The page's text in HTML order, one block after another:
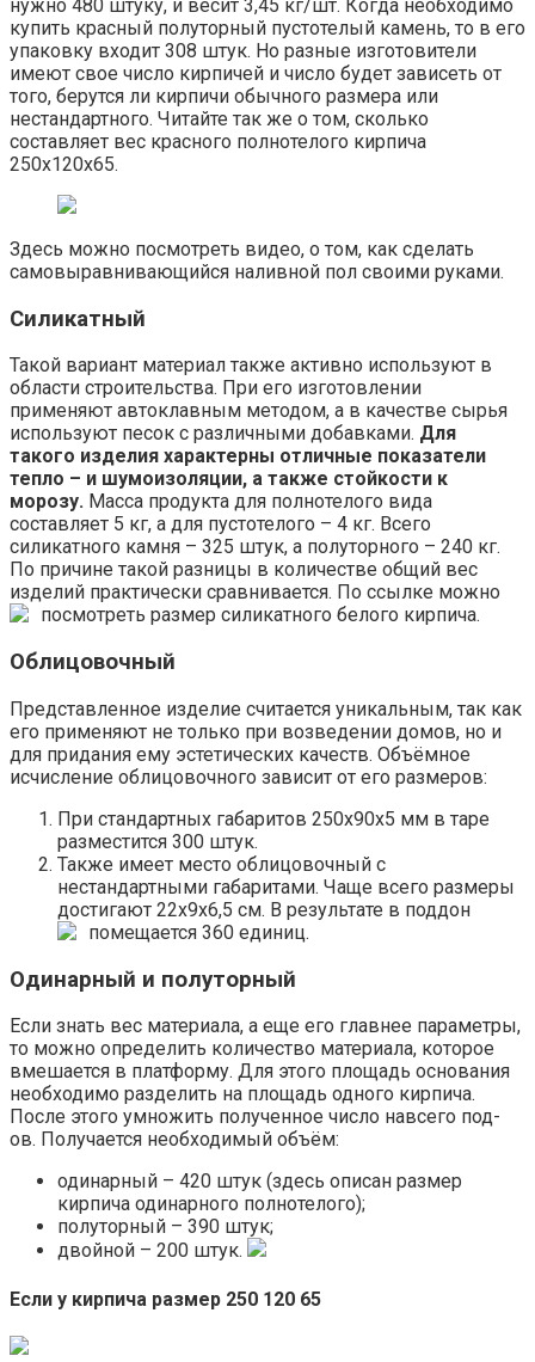
нужно 480 штуку, и весит 3,45 кг/шт. Когда необходимо
купить красный полуторный пустотелый камень, то в его
упаковку входит 308 штук. Но разные изготовители
имеют свое число кирпичей и число будет зависеть от
того, берутся ли кирпичи обычного размера или
нестандартного. Читайте так же о том, сколько
составляет вес красного полнотелого кирпича
250х120х65.
Здесь можно посмотреть видео, о том, как сделать
самовыравнивающийся наливной пол своими руками.
Силикатный
Такой вариант материал также активно используют в
области строительства. При его изготовлении
применяют автоклавным методом, а в качестве сырья
используют песок с различными добавками. Для
такого изделия характерны отличные показатели
тепло – и шумоизоляции, а также стойкости к
морозу. Масса продукта для полнотелого вида
составляет 5 кг, а для пустотелого – 4 кг. Всего
силикатного камня – 325 штук, а полуторного – 240 кг.
По причине такой разницы в количестве общий вес
изделий практически сравнивается. По ссылке можно
посмотреть размер силикатного белого кирпича.
Облицовочный
Представленное изделие считается уникальным, так как
его применяют не только при возведении домов, но и
для придания ему эстетических качеств. Объёмное
исчисление облицовочного зависит от его размеров:
При стандартных габаритов 250х90х5 мм в таре
разместится 300 штук.
Также имеет место облицовочный с
нестандартными габаритами. Чаще всего размеры
достигают 22х9х6,5 см. В результате в поддон
помещается 360 единиц.
Одинарный и полуторный
Если знать вес материала, а еще его главнее параметры,
то можно определить количество материала, которое
вмешается в платформу. Для этого площадь основания
необходимо разделить на площадь одного кирпича.
После этого умножить полученное число навсего под-
ов. Получается необходимый объём:
одинарный – 420 штук (здесь описан размер
кирпича одинарного полнотелого);
полуторный – 390 штук;
двойной – 200 штук.
Если у кирпича размер 250 120 65